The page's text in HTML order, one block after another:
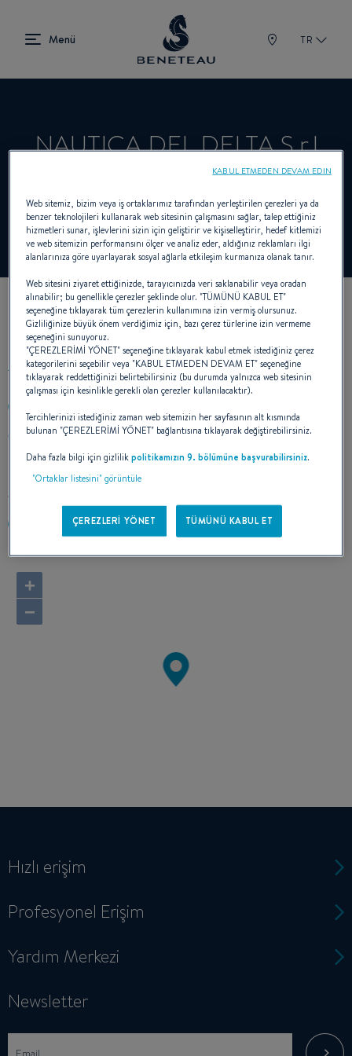
TR
NAUTICA DEL DELTA S.r.l
Satıcı In-board, Out-board için BENETEAU
KOORDINATLARIMIZ
39 0431 377434
VIALE ITALIA 36A
33054 LIGNANO SABBIADORO
https://nauticadeldelta.it/
+
−
Hızlı erişim
Profesyonel Erişim
Yardım Merkezi
Newsletter
Web sitemiz, bizim veya iş ortaklarımız tarafından yerleştirilen çerezleri ya da
benzer teknolojileri kullanarak web sitesinin çalışmasını sağlar, talep ettiğiniz
hizmetleri sunar, işlevlerini sizin için geliştirir ve kişiselleştirir, hedef kitlemizi
ve web sitemizin performansını ölçer ve analiz eder, aldığınız reklamları ilgi
alanlarınıza göre uyarlayarak sosyal ağlarla etkileşim kurmanıza olanak tanır.
Web sitesini ziyaret ettiğinizde, tarayıcınızda veri saklanabilir veya oradan
alınabilir; bu genellikle çerezler şeklinde olur. "TÜMÜNÜ KABUL ET"
seçeneğine tıklayarak tüm çerezlerin kullanımına izin vermiş olursunuz.
Gizliliğinize büyük önem verdiğimiz için, bazı çerez türlerine izin vermeme
seçeneğini sunuyoruz.
"ÇEREZLERİMİ YÖNET" seçeneğine tıklayarak kabul etmek istediğiniz çerez
kategorilerini seçebilir veya "KABUL ETMEDEN DEVAM ET" seçeneğine
tıklayarak reddettiğinizi belirtebilirsiniz (bu durumda yalnızca web sitesinin
çalışması için kesinlikle gerekli olan çerezler kullanılacaktır).
Tercihlerinizi istediğiniz zaman web sitemizin her sayfasının alt kısmında
bulunan "ÇEREZLERİMİ YÖNET" bağlantısına tıklayarak değiştirebilirsiniz.
Daha fazla bilgi için gizlilikpolitikamızın 9. bölümüne başvurabilirsiniz.
"Ortaklar listesini" görüntüle
ÇEREZLERİ YÖNET TÜMÜNÜ KABUL ET
KABUL ETMEDEN DEVAM EDIN